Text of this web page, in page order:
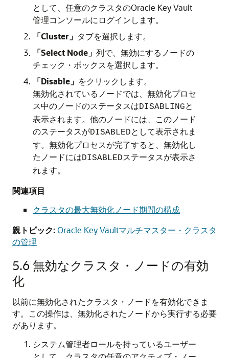
として、任意のクラスタのOracle Key Vault
管理コンソールにログインします。
「Cluster」 タブを選択します。
「Select Node」 列で、無効にするノードの
チェック・ボックスを選択します。
「Disable」 をクリックします。
無効化されているノードでは、無効化プロセ
ス中のノードのステータスはDISABLINGと
表示されます。他のノードには、このノード
のステータスがDISABLEDとして表示されま
す。無効化プロセスが完了すると、無効化し
たノードにはDISABLEDステータスが表示さ
れます。
関連項目
クラスタの最大無効化ノード期間の構成
親トピック:Oracle Key Vaultマルチマスター・クラスタ
の管理
5.6 無効なクラスタ・ノードの有効
化
以前に無効化されたクラスタ・ノードを有効化できま
す。この操作は、無効化されたノードから実行する必要
があります。
システム管理者ロールを持っているユーザー